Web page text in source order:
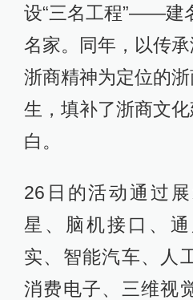
设“三名工程”——建
名家。同年，以传
浙商精神为定位的
生，填补了浙商文
白。
26日的活动通过
星、脑机接口、
实、智能汽车、人
消费电子、三维视